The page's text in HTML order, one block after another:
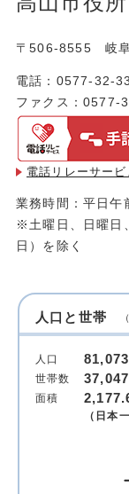
〒506-8555 岐
電話：0577-32-
ファクス：0577-
電話リレーサー
業務時間：平日午
※土曜日、日曜日
日）を除く
人口と世帯
人口 81,073
世帯数
37,047
面積
（日本